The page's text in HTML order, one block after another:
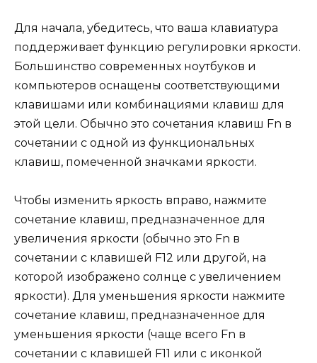
Для начала, убедитесь, что ваша клавиатура
поддерживает функцию регулировки яркости.
Большинство современных ноутбуков и
компьютеров оснащены соответствующими
клавишами или комбинациями клавиш для
этой цели. Обычно это сочетания клавиш Fn в
сочетании с одной из функциональных
клавиш, помеченной значками яркости.
Чтобы изменить яркость вправо, нажмите
сочетание клавиш, предназначенное для
увеличения яркости (обычно это Fn в
сочетании с клавишей F12 или другой, на
которой изображено солнце с увеличением
яркости). Для уменьшения яркости нажмите
сочетание клавиш, предназначенное для
уменьшения яркости (чаще всего Fn в
сочетании с клавишей F11 или с иконкой